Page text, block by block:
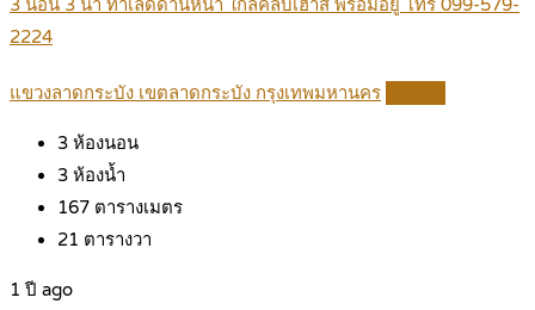
3 นอน 3 น้ำ ทำเลดีด้านหน้า ใกล้คลับเฮ้าส์ พร้อมอยู่ โทร 099-579-
2224
แขวงลาดกระบัง เขตลาดกระบัง กรุงเทพมหานคร
3 ห้องนอน
3 ห้องน้ำ
167 ตารางเมตร
21 ตารางวา
1 ปี ago